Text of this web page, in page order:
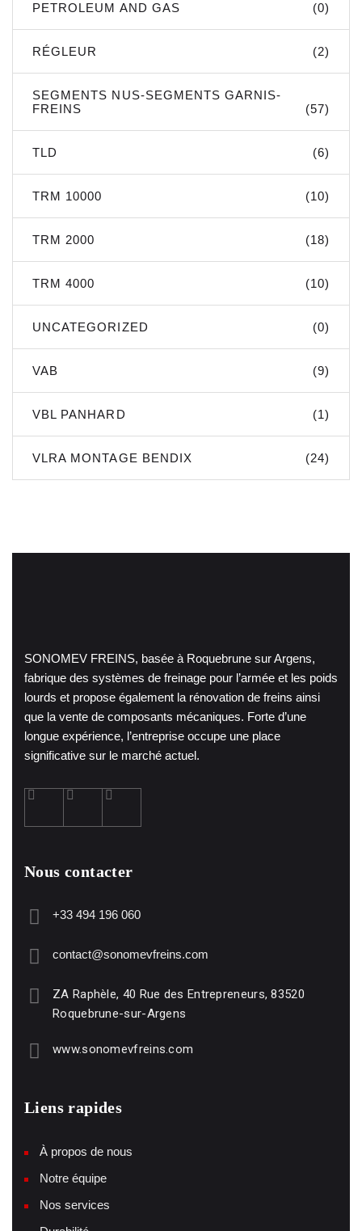
PETROLEUM AND GAS (0)
RÉGLEUR (2)
SEGMENTS NUS-SEGMENTS GARNIS-
FREINS
(57)
TLD (6)
TRM 10000 (10)
TRM 2000 (18)
TRM 4000 (10)
UNCATEGORIZED (0)
VAB (9)
VBL PANHARD (1)
VLRA MONTAGE BENDIX (24)
SONOMEV FREINS, basée à Roquebrune sur Argens,
fabrique des systèmes de freinage pour l’armée et les poids
lourds et propose également la rénovation de freins ainsi
que la vente de composants mécaniques. Forte d’une
longue expérience, l’entreprise occupe une place
significative sur le marché actuel.
Nous contacter
+33 494 196 060
contact@sonomevfreins.com
ZA Raphèle, 40 Rue des Entrepreneurs, 83520
Roquebrune-sur-Argens
www.sonomevfreins.com
Liens rapides
À propos de nous
Notre équipe
Nos services